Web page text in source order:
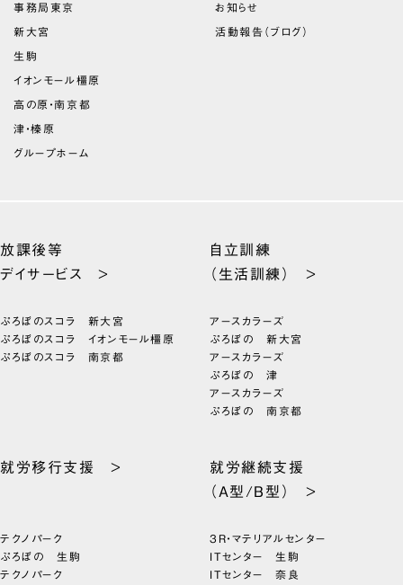
事務局東京
新大宮
生駒
イオンモール橿原
高の原・南京都
津・榛原
グループホーム
お知らせ
活動報告（ブログ）
放課後等
デイサービス >
ぷろぼのスコラ 新大宮
ぷろぼのスコラ イオンモール橿原
ぷろぼのスコラ 南京都
自立訓練
（生活訓練） >
アースカラーズ
ぷろぼの 新大宮
アースカラーズ
ぷろぼの 津
アースカラーズ
ぷろぼの 南京都
就労移行支援 >
テクノパーク
ぷろぼの 生駒
テクノパーク
就労継続支援
（A型/B型） >
3R・マテリアルセンター
ITセンター 生駒
ITセンター 奈良